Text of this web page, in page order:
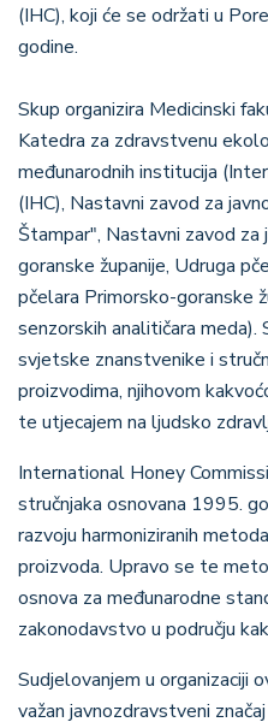
(IHC), koji će se održati u
godine.
Skup organizira Medicinski
Katedra za zdravstvenu
međunarodnih institucija
(IHC), Nastavni zavod za
Štampar", Nastavni zavod
goranske županije, Udruga
pčelara Primorsko-goranske
senzorskih analitičara meda).
svjetske znanstvenike i
proizvodima, njihovom
te utjecajem na ljudsko
International Honey
stručnjaka osnovana 1995.
razvoju harmoniziranih
proizvoda. Upravo se te
osnova za međunarodne
zakonodavstvo u području
Sudjelovanjem u organizaciji
važan javnozdravstveni